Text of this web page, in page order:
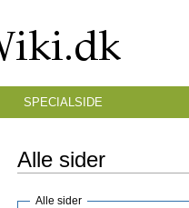
Alle sider
Alle sider
SPECIALSIDE